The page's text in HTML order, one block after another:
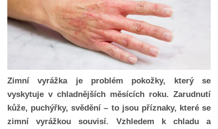
Zimní vyrážka je problém pokožky, který se
vyskytuje v chladnějších měsících roku. Zarudnutí
kůže, puchýřky, svědění – to jsou příznaky, které se
zimní vyrážkou souvisí. Vzhledem k chladu a